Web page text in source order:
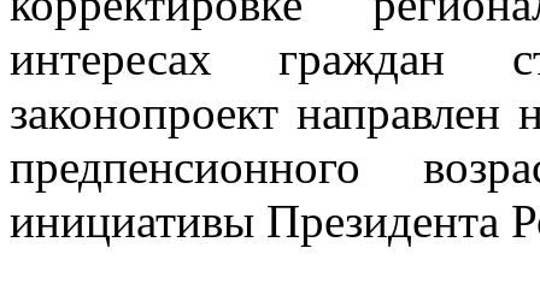
интересах граждан
законопроект направлен
предпенсионного
инициативы Президента